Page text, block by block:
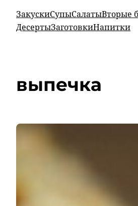
ЗакускиСупыСалатыВторые
ДесертыЗаготовкиНапитки
выпечка